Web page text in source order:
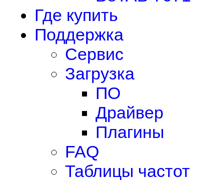
Где купить
Поддержка
Сервис
Загрузка
ПО
Драйвер
Плагины
FAQ
Таблицы частот